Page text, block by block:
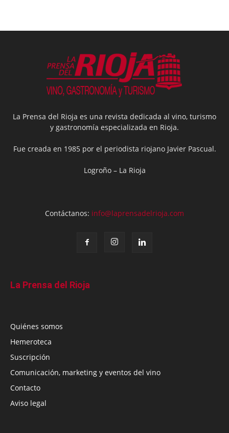
La Prensa del Rioja es una revista dedicada al vino, turismo
y gastronomía especializada en Rioja.
Fue creada en 1985 por el periodista riojano Javier Pascual.
Logroño – La Rioja
Contáctanos: info@laprensadelrioja.com
La Prensa del Rioja
Quiénes somos
Hemeroteca
Suscripción
Comunicación, marketing y eventos del vino
Contacto
Aviso legal